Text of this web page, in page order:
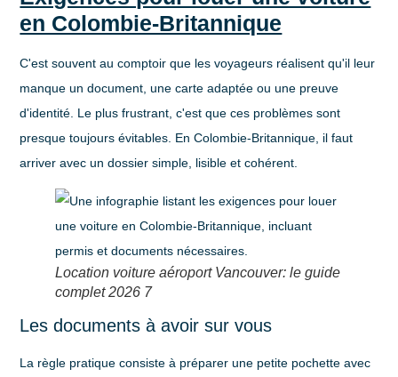
en Colombie-Britannique
C'est souvent au comptoir que les voyageurs réalisent qu'il leur
manque un document, une carte adaptée ou une preuve
d'identité. Le plus frustrant, c'est que ces problèmes sont
presque toujours évitables. En Colombie-Britannique, il faut
arriver avec un dossier simple, lisible et cohérent.
Location voiture aéroport Vancouver: le guide
complet 2026 7
Les documents à avoir sur vous
La règle pratique consiste à préparer une petite pochette avec